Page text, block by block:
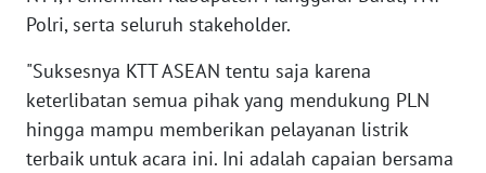
Polri, serta seluruh stakeholder.
"Suksesnya KTT ASEAN tentu saja karena
keterlibatan semua pihak yang mendukung PLN
hingga mampu memberikan pelayanan listrik
terbaik untuk acara ini. Ini adalah capaian bersama
KALTARA
WN
KALSEL